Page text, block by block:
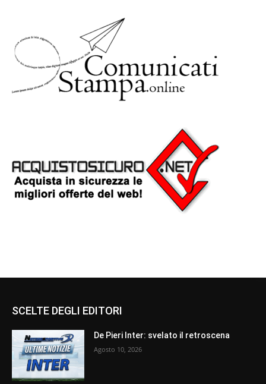
SCELTE DEGLI EDITORI
De Pieri Inter: svelato il retroscena
Agosto 10, 2026